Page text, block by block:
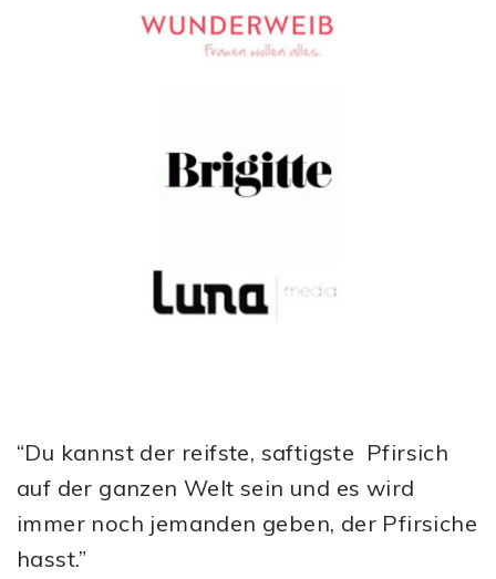
“Du kannst der reifste, saftigste Pfirsich
auf der ganzen Welt sein und es wird
immer noch jemanden geben, der Pfirsiche
hasst.”